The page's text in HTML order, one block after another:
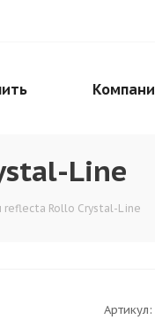
Line
reflecta Rollo Crystal-Line
Артикул: